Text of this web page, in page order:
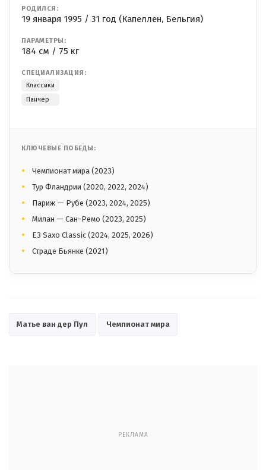
РОДИЛСЯ:
19 января 1995 / 31 год (Капеллен, Бельгия)
ПАРАМЕТРЫ:
184 см / 75 кг
СПЕЦИАЛИЗАЦИЯ:
Классики
Панчер
КЛЮЧЕВЫЕ ПОБЕДЫ:
Чемпионат мира (2023)
Тур Фландрии (2020, 2022, 2024)
Париж — Рубе (2023, 2024, 2025)
Милан — Сан-Ремо (2023, 2025)
E3 Saxo Classic (2024, 2025, 2026)
Страде Бьянке (2021)
Матье ван дер Пул Чемпионат мира
РЕКЛАМА